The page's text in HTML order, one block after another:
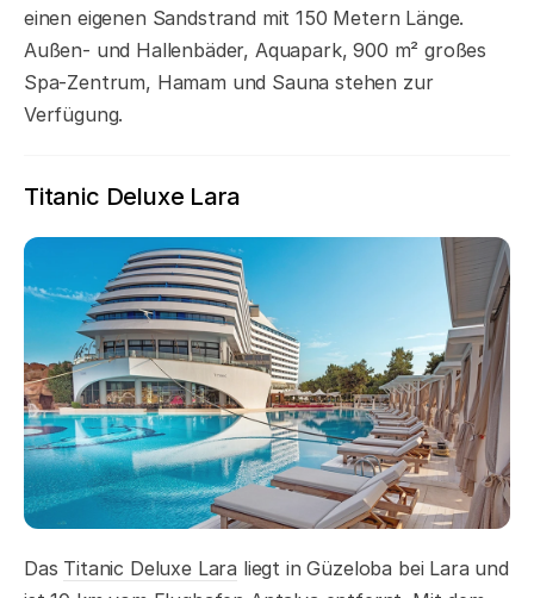
einen eigenen Sandstrand mit 150 Metern Länge.
Außen- und Hallenbäder, Aquapark, 900 m² großes
Spa-Zentrum, Hamam und Sauna stehen zur
Verfügung.
Titanic Deluxe Lara
Das Titanic Deluxe Lara liegt in Güzeloba bei Lara und